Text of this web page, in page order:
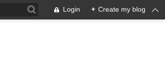
Login + Create my blog